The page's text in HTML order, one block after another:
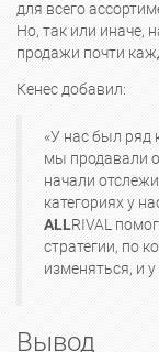
для всего
Но, так или иначе,
продажи почти
Кенес добавил:
«У нас был ряд
мы продавали
начали
категориях у
ALLRIVAL
стратегии, по
изменяться, и
Вывод